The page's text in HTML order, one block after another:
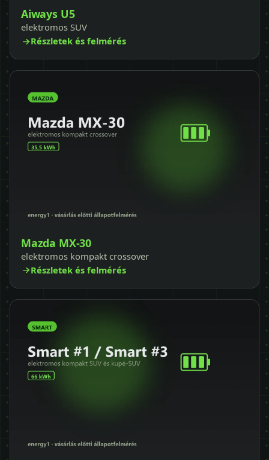
Aiways U5
elektromos SUV
Részletek és felmérés
Mazda MX-30
elektromos kompakt crossover
Részletek és felmérés